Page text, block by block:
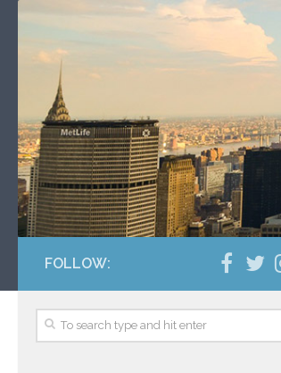
FOLLOW: